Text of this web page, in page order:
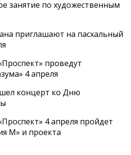
занятие по художественным
приглашают на пасхальный
проведут
4 апреля
концерт ко Дню
4 апреля пройдет
М» и проекта